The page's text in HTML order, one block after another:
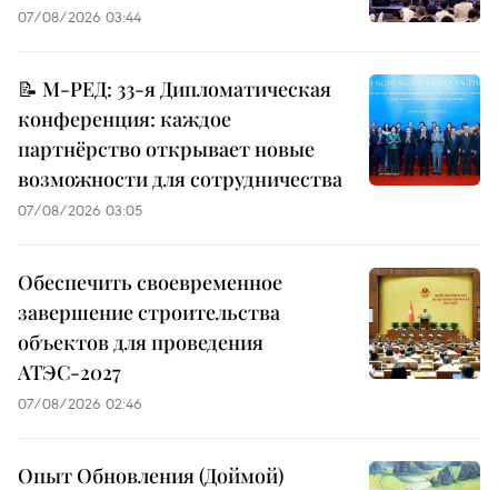
07/08/2026 03:44
📝 М-РЕД: 33-я Дипломатическая
конференция: каждое
партнёрство открывает новые
возможности для сотрудничества
07/08/2026 03:05
Обеспечить своевременное
завершение строительства
объектов для проведения
АТЭС-2027
07/08/2026 02:46
Опыт Обновления (Доймой)